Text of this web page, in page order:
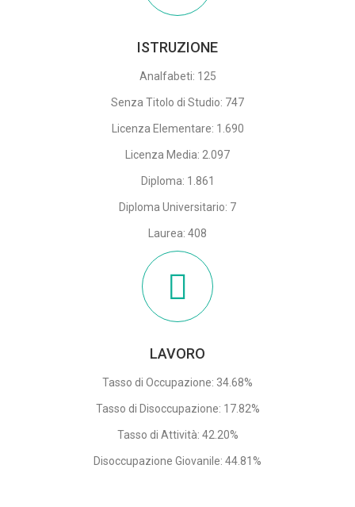
ISTRUZIONE
Analfabeti: 125
Senza Titolo di Studio: 747
Licenza Elementare: 1.690
Licenza Media: 2.097
Diploma: 1.861
Diploma Universitario: 7
Laurea: 408
LAVORO
Tasso di Occupazione: 34.68%
Tasso di Disoccupazione: 17.82%
Tasso di Attività: 42.20%
Disoccupazione Giovanile: 44.81%